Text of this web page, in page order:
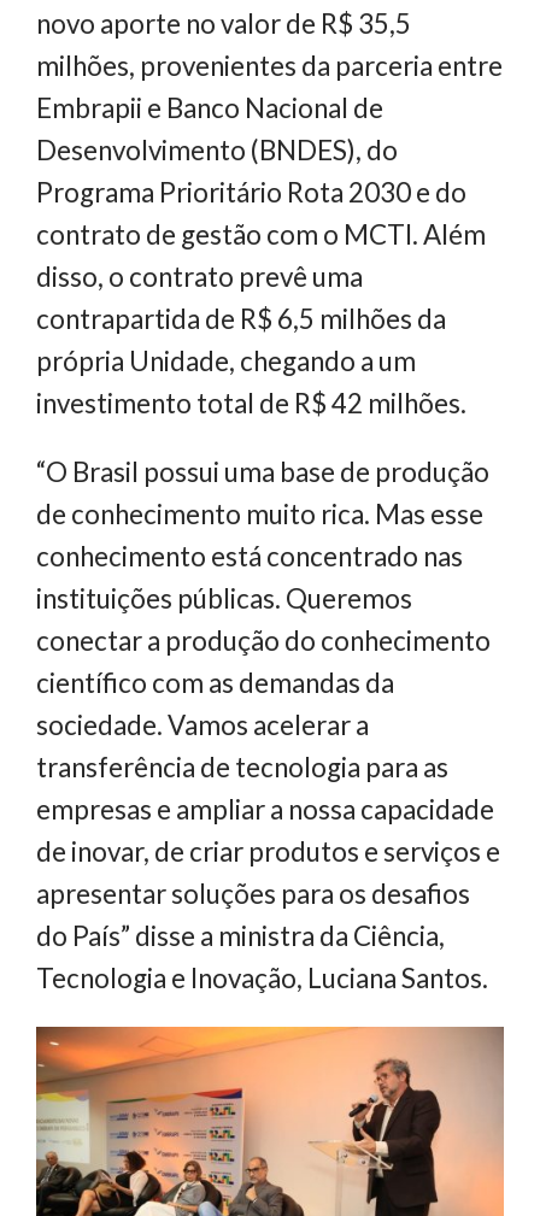
novo aporte no valor de R$ 35,5
milhões, provenientes da parceria entre
Embrapii e Banco Nacional de
Desenvolvimento (BNDES), do
Programa Prioritário Rota 2030 e do
contrato de gestão com o MCTI. Além
disso, o contrato prevê uma
contrapartida de R$ 6,5 milhões da
própria Unidade, chegando a um
investimento total de R$ 42 milhões.
“O Brasil possui uma base de produção
de conhecimento muito rica. Mas esse
conhecimento está concentrado nas
instituições públicas. Queremos
conectar a produção do conhecimento
científico com as demandas da
sociedade. Vamos acelerar a
transferência de tecnologia para as
empresas e ampliar a nossa capacidade
de inovar, de criar produtos e serviços e
apresentar soluções para os desafios
do País” disse a ministra da Ciência,
Tecnologia e Inovação, Luciana Santos.